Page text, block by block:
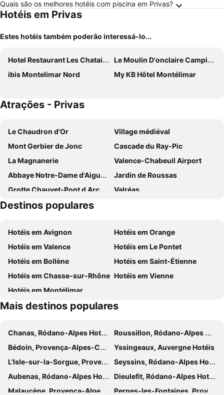
Quais são os melhores hotéis com piscina em Privas?
Hotéis em Privas
Estes hotéis também poderão interessá-lo...
Hotel Restaurant Les Chataigniers
Le Moulin D'onclaire Camping et chambres d'hôtes
ibis Montelimar Nord
My KB Hôtel Montélimar
Atrações - Privas
Le Chaudron d'Or
Village médiéval
Mont Gerbier de Jonc
Cascade du Ray-Pic
La Magnanerie
Valence-Chabeuil Airport
Abbaye Notre-Dame d'Aiguebelle
Jardin de Roussas
Grotte Chauvet-Pont d Arc
Valréas
Le Petit Train du Vivarais
Destinos populares
Hotéis em Avignon
Hotéis em Orange
Hotéis em Valence
Hotéis em Le Pontet
Hotéis em Bollène
Hotéis em Saint-Étienne
Hotéis em Chasse-sur-Rhône Hotéis em Vienne
Hotéis em Montélimar
Mais destinos populares
Chanas, Ródano-Alpes Hotéis
Roussillon, Ródano-Alpes Hotéis
Bédoin, Provença-Alpes-Costa Azul Hotéis
Yssingeaux, Auvergne Hotéis
L'Isle-sur-la-Sorgue, Provença-Alpes-Costa Azul Hotéis
Seyssins, Ródano-Alpes Hotéis
Aubenas, Ródano-Alpes Hotéis
Dieulefit, Ródano-Alpes Hotéis
Malaucène, Provença-Alpes-Costa Azul Hotéis
Pernes-les-Fontaines, Provença-Alpes-Costa Azul Hotéis